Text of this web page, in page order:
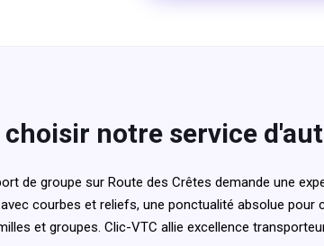
notre service
de groupe sur Route des Crêtes demande une
courbes et reliefs, une ponctualité absolue
et groupes. Clic-VTC allie excellence